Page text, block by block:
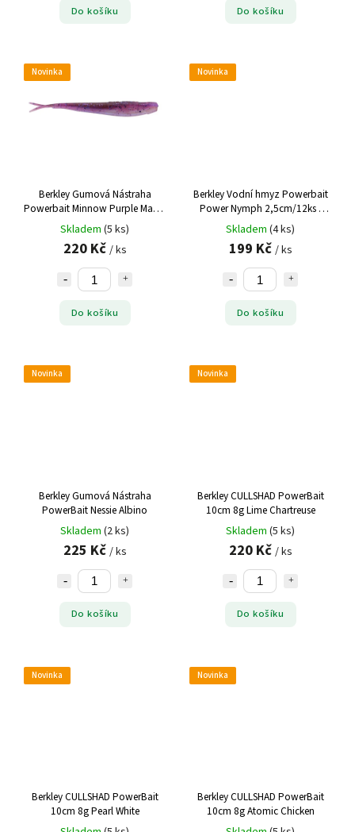
Do košíku Do košíku
Novinka
Berkley Gumová Nástraha
Powerbait Minnow Purple Magic
- 10 cm 10 ks
Skladem (5 ks)
220 Kč / ks
Do košíku
Novinka
Berkley Vodní hmyz Powerbait
Power Nymph 2,5cm/12ks -
PINK SHAD
Skladem (4 ks)
199 Kč / ks
Do košíku
Novinka
Berkley Gumová Nástraha
PowerBait Nessie Albino
Skladem (2 ks)
225 Kč / ks
Do košíku
Novinka
Berkley CULLSHAD PowerBait
10cm 8g Lime Chartreuse
Skladem (5 ks)
220 Kč / ks
Do košíku
Novinka
Berkley CULLSHAD PowerBait
10cm 8g Pearl White
Novinka
Berkley CULLSHAD PowerBait
10cm 8g Atomic Chicken